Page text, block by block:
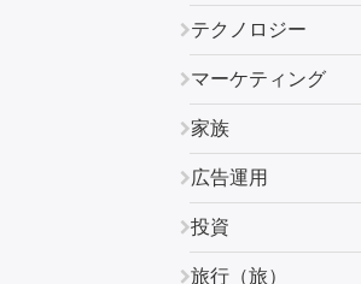
テクノロジー
マーケティング
家族
広告運用
投資
旅行（旅）